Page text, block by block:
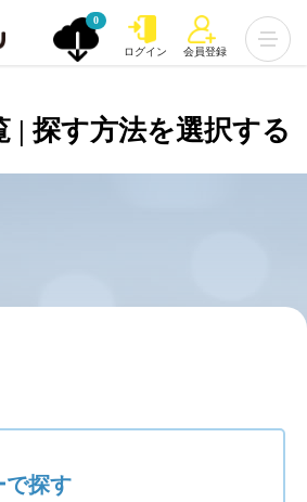
0
ログイン 会員登録
| 探す方法を選択する
で探す